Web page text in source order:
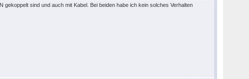
sind und auch mit Kabel. Bei beiden habe ich kein solches Verhalten